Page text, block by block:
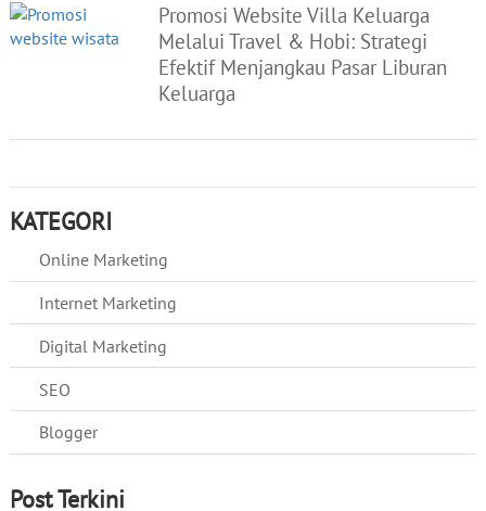
Promosi Website Villa Keluarga
Melalui Travel & Hobi: Strategi
Efektif Menjangkau Pasar Liburan
Keluarga
KATEGORI
Online Marketing
Internet Marketing
Digital Marketing
SEO
Blogger
Post Terkini